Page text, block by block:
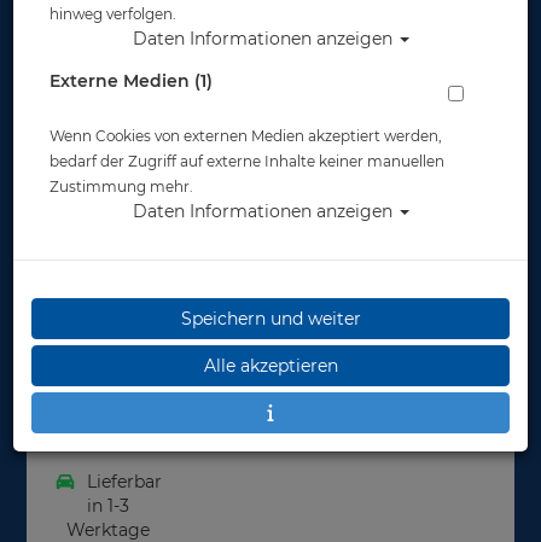
Tusa Hyperdry Elite II - Schwarz -
Artikelnr.: tus-sp0101QBBK
Herstellerpreis: 49,00 €
49,00 €
Lieferbar
in 1-3
Werktage
hinweg verfolgen.
Daten Informationen anzeigen
Externe Medien (1)
Wenn Cookies von externen Medien akzeptiert werden,
bedarf der Zugriff auf externe Inhalte keiner manuellen
Zustimmung mehr.
Daten Informationen anzeigen
Speichern und weiter
Alle akzeptieren